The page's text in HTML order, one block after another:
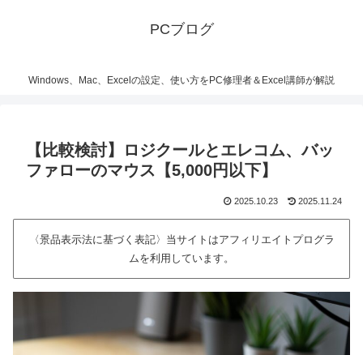
PCブログ
Windows、Mac、Excelの設定、使い方をPC修理者＆Excel講師が解説
【比較検討】ロジクールとエレコム、バッ
ファローのマウス【5,000円以下】
2025.10.23 2025.11.24
〈景品表示法に基づく表記〉当サイトはアフィリエイトプログラ
ムを利用しています。